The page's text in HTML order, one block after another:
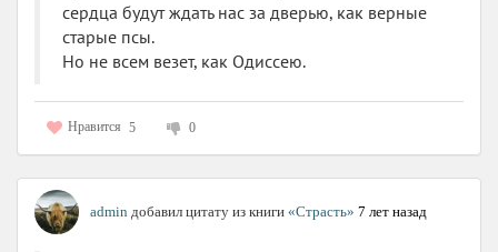
сердца будут ждать нас за дверью, как верные
старые псы.
Но не всем везет, как Одиссею.
Нравится 5 0
admin добавил цитату из книги «Страсть» 7 лет назад